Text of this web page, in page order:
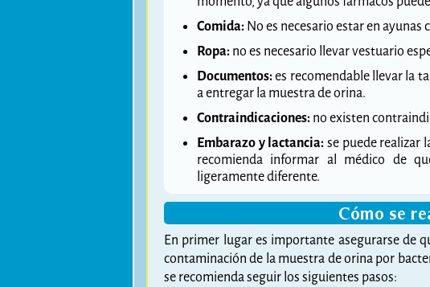
Comida:No es necesario estar en ayunas
Ropa:no es necesario llevar vestuario
Documentos:es recomendable llevar la
a entregar la muestra de orina.
Contraindicaciones:no existen
Embarazo y lactancia:se puede realizar
recomienda informar al médico de
ligeramente diferente.
Cómo se
En primer lugar es importante asegurarse de
contaminación de la muestra de orina por
se recomienda seguir los siguientes pasos: